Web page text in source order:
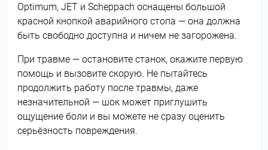
Optimum, JET и Scheppach оснащены большой
красной кнопкой аварийного стопа — она должна
быть свободно доступна и ничем не загорожена.
При травме — остановите станок, окажите первую
помощь и вызовите скорую. Не пытайтесь
продолжить работу после травмы, даже
незначительной — шок может приглушить
ощущение боли и вы можете не сразу оценить
серьёзность повреждения.